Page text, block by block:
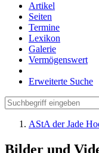
Artikel
Seiten
Termine
Lexikon
Galerie
Vermögenswert
Erweiterte Suche
AStA der Jade
Bilder und